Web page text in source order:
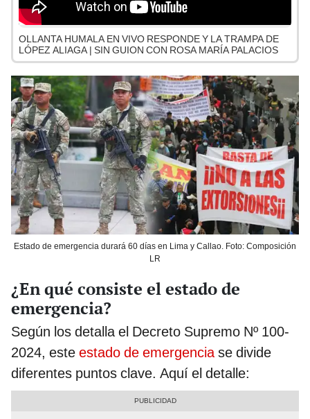
OLLANTA HUMALA EN VIVO RESPONDE Y LA TRAMPA DE
LÓPEZ ALIAGA | SIN GUION CON ROSA MARÍA PALACIOS
Estado de emergencia durará 60 días en Lima y Callao. Foto: Composición
LR
¿En qué consiste el estado de
emergencia?
Según los detalla el Decreto Supremo Nº 100-
2024, este estado de emergencia se divide
diferentes puntos clave. Aquí el detalle: